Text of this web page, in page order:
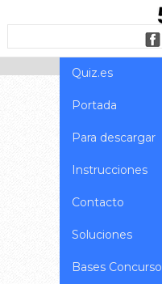
Quiz.es
Portada
Para descargar
Instrucciones
Contacto
Soluciones
Bases Concurso